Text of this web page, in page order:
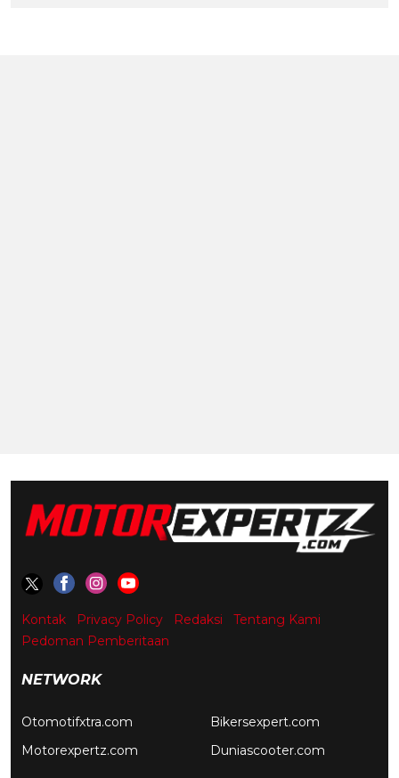
Kontak Privacy Policy Redaksi
Tentang Kami
Pedoman Pemberitaan
NETWORK
Otomotifxtra.com
Motorexpertz.com
Bikersexpert.com
Duniascooter.com